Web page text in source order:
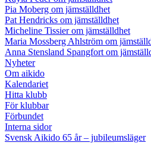
Pia Moberg om jämställdhet
Pat Hendricks om jämställdhet
Micheline Tissier om jämställdhet
Maria Mossberg Ahlström om
Anna Stensland Spangfort om
Nyheter
Om aikido
Kalendariet
Hitta klubb
För klubbar
Förbundet
Interna sidor
Svensk Aikido 65 år – jubileumsläger